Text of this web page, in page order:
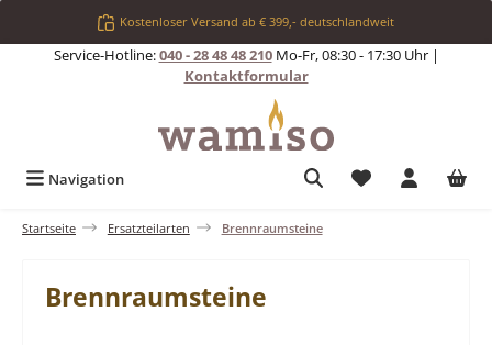
Zum Hauptinhalt springenKostenloser Versand ab € 399,- deutschlandweit
Service-Hotline:040 - 28 48 48 210Mo-Fr, 08:30 - 17:30 Uhr |
Kontaktformular
Navigation Du hast 0
Startseite Ersatzteilarten Brennraumsteine
Brennraumsteine